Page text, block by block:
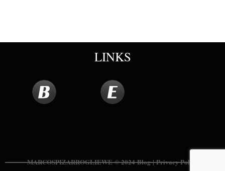
LINKS
MARCOSPIZARROGLIEWE© 2024Blog|Privacy Policy